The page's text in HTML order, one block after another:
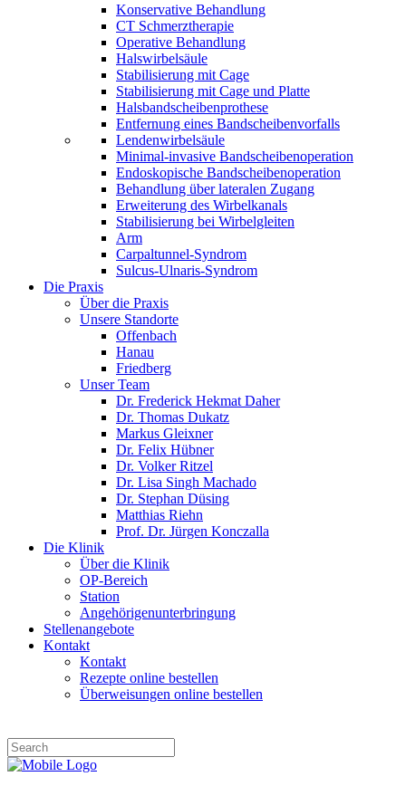
Konservative Behandlung
CT Schmerztherapie
Operative Behandlung
Halswirbelsäule
Stabilisierung mit Cage
Stabilisierung mit Cage und Platte
Halsbandscheibenprothese
Entfernung eines Bandscheibenvorfalls
Lendenwirbelsäule
Minimal-invasive Bandscheibenoperation
Endoskopische Bandscheibenoperation
Behandlung über lateralen Zugang
Erweiterung des Wirbelkanals
Stabilisierung bei Wirbelgleiten
Arm
Carpaltunnel-Syndrom
Sulcus-Ulnaris-Syndrom
Die Praxis
Über die Praxis
Unsere Standorte
Offenbach
Hanau
Friedberg
Unser Team
Dr. Frederick Hekmat Daher
Dr. Thomas Dukatz
Markus Gleixner
Dr. Felix Hübner
Dr. Volker Ritzel
Dr. Lisa Singh Machado
Dr. Stephan Düsing
Matthias Riehn
Prof. Dr. Jürgen Konczalla
Die Klinik
Über die Klinik
OP-Bereich
Station
Angehörigenunterbringung
Stellenangebote
Kontakt
Kontakt
Rezepte online bestellen
Überweisungen online bestellen